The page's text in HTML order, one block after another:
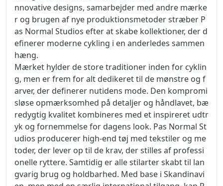
nnovative designs, samarbejder med andre mærke
r og brugen af nye produktionsmetoder stræber P
as Normal Studios efter at skabe kollektioner, der d
efinerer moderne cykling i en anderledes sammen
hæng.
Mærket hylder de store traditioner inden for cyklin
g, men er frem for alt dedikeret til de mønstre og f
arver, der definerer nutidens mode. Den kompromi
sløse opmærksomhed på detaljer og håndlavet, bæ
redygtig kvalitet kombineres med et inspireret udtr
yk og fornemmelse for dagens look. Pas Normal St
udios producerer high-end tøj med tekstiler og me
toder, der lever op til de krav, der stilles af professi
onelle ryttere. Samtidig er alle stilarter skabt til lan
gvarig brug og holdbarhed. Med base i Skandinavi